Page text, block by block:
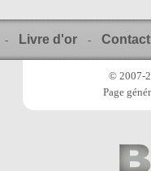
- Livre d'or - Contact
© 2007-
Page